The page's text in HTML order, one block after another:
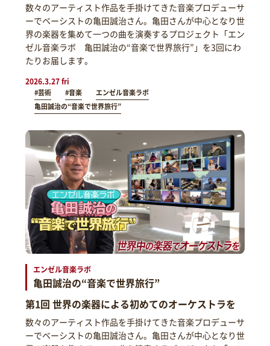
数々のアーティスト作品を手掛けてきた音楽プロデューサ
ーでベーシストの亀田誠治さん。亀田さんが中心となり世
界の楽器を集めて一つの曲を演奏するプロジェクト「エン
ゼル音楽ラボ 亀田誠治の“音楽で世界旅行”」を3回にわ
たりお届します。
2026.3.27 fri
#芸術 #音楽
エンゼル音楽ラボ
亀田誠治の“音楽で世界旅行”
エンゼル音楽ラボ
亀田誠治の“音楽で世界旅行”
第1回 世界の楽器による初めてのオーケストラを
数々のアーティスト作品を手掛けてきた音楽プロデューサ
ーでベーシストの亀田誠治さん。亀田さんが中心となり世